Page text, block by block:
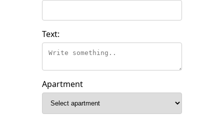
Text:
Apartment